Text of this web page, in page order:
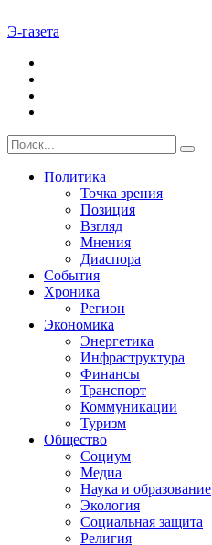
Э-газета
Политика
Точка зрения
Позиция
Взгляд
Мнения
Диаспора
События
Хроника
Регион
Экономика
Энергетика
Инфраструктура
Финансы
Транспорт
Коммуникации
Туризм
Общество
Социум
Медиа
Наука и образование
Экология
Социальная защита
Религия